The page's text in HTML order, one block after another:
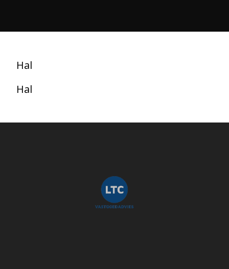
Hal
Hal